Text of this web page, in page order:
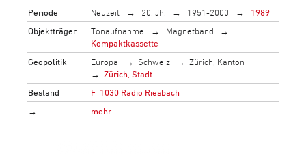
Periode
Neuzeit 20. Jh. 1951-2000
1989
Objektträger
Tonaufnahme
Magnetband
Kompaktkassette
Geopolitik
Europa Schweiz
Zürich, Kanton
Zürich, Stadt
Bestand
F_1030 Radio Riesbach
→
mehr…